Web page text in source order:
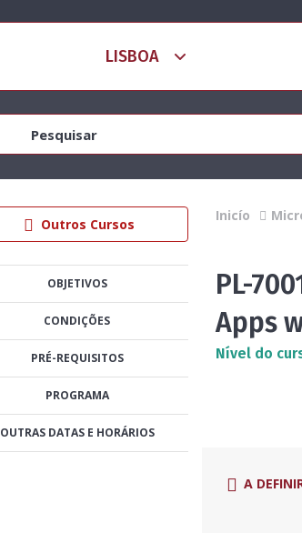
Outros Cursos
OBJETIVOS
CONDIÇÕES
PRÉ-REQUISITOS
PROGRAMA
OUTRAS DATAS E HORÁRIOS
Inicío
PL-
Apps
Nível do
A